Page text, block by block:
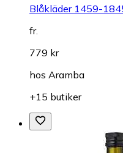
Blåkläder 1459-
fr.
779 kr
hos Aramba
+15 butiker